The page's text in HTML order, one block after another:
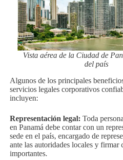
Vista aérea de la Ciudad de
del país
Algunos de los principales
servicios legales corporativos
incluyen:
Representación legal: Toda
en Panamá debe contar con un
sede en el país, encargado de
ante las autoridades locales y firmar
importantes.